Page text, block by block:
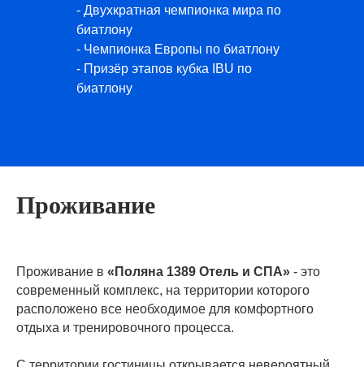
- Двухкратная чемпионка мира по
биатлону
- Чемпионка Европы по биатлону
- Призёр этапов кубка IBU по
биатлону
Проживание
Проживание в «Поляна 1389 Отель и СПА» - это
современный комплекс, на территории которого
расположено все необходимое для комфортного
отдыха и тренировочного процесса.